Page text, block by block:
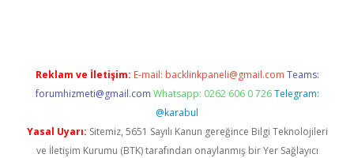
Reklam ve İletişim: E-mail: backlinkpaneli@gmail.com Teams:
forumhizmeti@gmail.com Whatsapp: 0262 606 0 726 Telegram:
@karabul
Yasal Uyarı: Sitemiz, 5651 Sayılı Kanun gereğince Bilgi Teknolojileri
ve İletişim Kurumu (BTK) tarafından onaylanmış bir Yer Sağlayıcı